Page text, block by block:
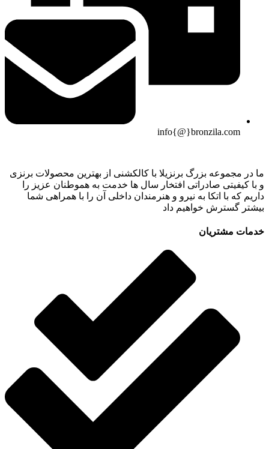
info{@}bronzila.com
ما در مجموعه بزرگ برنزیلا با کالکشنی از بهترین محصولات برنزی
و با کیفیتی صادراتی افتخار سال ها خدمت به هموطنان عزیز را
داریم که با اتکا به نیرو و هنرمندان داخلی آن را با همراهی شما
بیشتر گسترش خواهیم داد
خدمات مشتریان